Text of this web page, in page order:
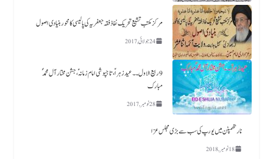
مرکز مکتب تشیع تحریک نفاذفقہ جعفریہ کی پالیسی کا محور بنیادی اصول
24 جولائی, 2017
9 ربیع الاول ۔۔ عید زہراؑ، تاجپوشی امام زمانہؑ ،جشن مختار آل محمدؐ
مبارک
28 نومبر, 2017
نارتھمپٹن میں یورپ کی سب سے بڑی مجلس عزا
18 نومبر, 2018